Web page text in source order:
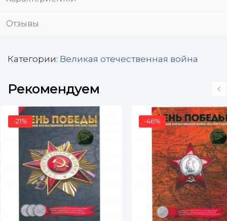
Отзывы
Категории: Великая отечественная война
Рекомендуем
-21% -46%